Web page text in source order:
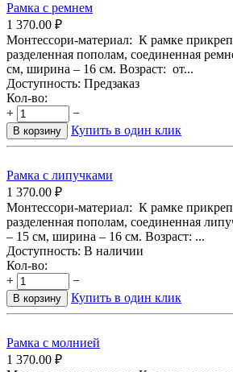
Рамка с ремнем
1 370.00 ₽
Монтессори-материал: К рамке
разделенная пополам, соединенная
см, ширина – 16 см. Возраст: от...
Доступность: Предзаказ
Кол-во:
+
−
В корзину Купить в один клик
Рамка с липучками
1 370.00 ₽
Монтессори-материал: К рамке
разделенная пополам, соединенная
– 15 см, ширина – 16 см. Возраст: ...
Доступность: В наличии
Кол-во:
+
−
В корзину Купить в один клик
Рамка с молнией
1 370.00 ₽